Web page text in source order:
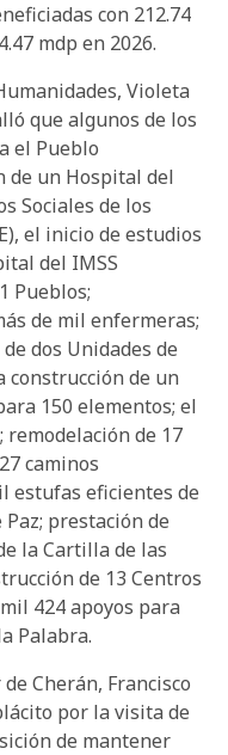
con 212.74
mdp en 2026.
Violeta
que algunos de los
el Pueblo
de un Hospital del
Sociales de los
el inicio de estudios
del IMSS
Pueblos;
de mil enfermeras;
dos Unidades de
construcción de un
150 elementos; el
de 17
caminos
estufas eficientes de
prestación de
la Cartilla de las
de 13 Centros
424 apoyos para
Palabra.
Cherán, Francisco
por la visita de
de mantener